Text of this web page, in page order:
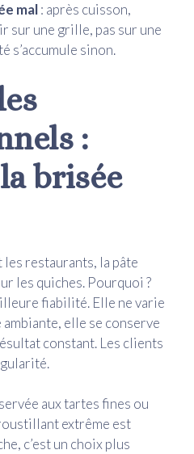
mal: après cuisson,
sur une grille, pas sur une
s’accumule sinon.
:
brisée
restaurants, la pâte
les quiches. Pourquoi ?
fiabilité. Elle ne varie
elle se conserve
constant. Les clients
aux tartes fines ou
extrême est
c’est un choix plus